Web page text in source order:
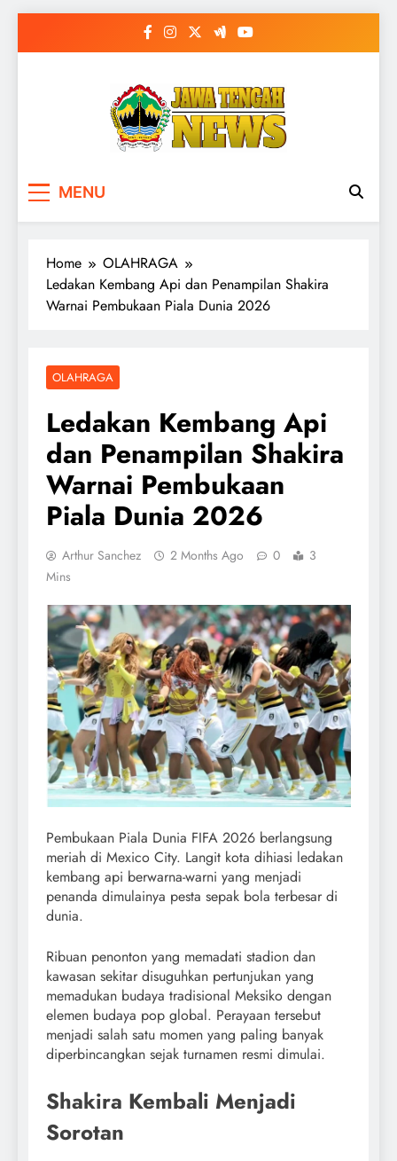
MENU
Home
OLAHRAGA
Ledakan Kembang Api dan Penampilan Shakira
Warnai Pembukaan Piala Dunia 2026
OLAHRAGA
Ledakan Kembang Api
dan Penampilan Shakira
Warnai Pembukaan
Piala Dunia 2026
Arthur Sanchez 2 Months Ago 0
3
Mins
Pembukaan Piala Dunia FIFA 2026 berlangsung
meriah di Mexico City. Langit kota dihiasi ledakan
kembang api berwarna-warni yang menjadi
penanda dimulainya pesta sepak bola terbesar di
dunia.
Ribuan penonton yang memadati stadion dan
kawasan sekitar disuguhkan pertunjukan yang
memadukan budaya tradisional Meksiko dengan
elemen budaya pop global. Perayaan tersebut
menjadi salah satu momen yang paling banyak
diperbincangkan sejak turnamen resmi dimulai.
Shakira Kembali Menjadi
Sorotan